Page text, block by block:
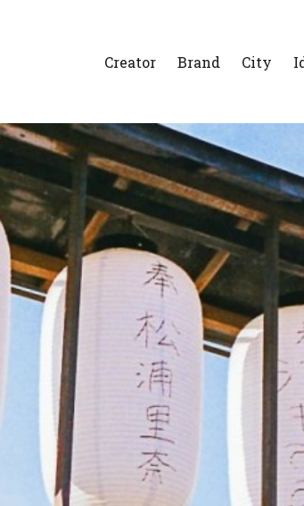
Creator Brand City